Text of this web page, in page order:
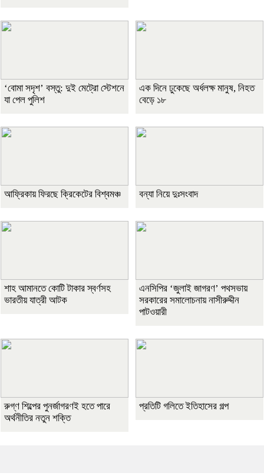
‘বোমা সদৃশ’ বস্তু: দুই মেট্রো স্টেশনে
যা পেল পুলিশ
এক দিনে ঢুকেছে অর্ধলক্ষ মানুষ, নিহত
বেড়ে ১৮
আফ্রিকায় ফিরছে ক্রিকেটের বিশ্বমঞ্চ বন্যা নিয়ে দুঃসংবাদ
শাহ আমানতে কোটি টাকার স্বর্ণসহ
ভারতীয় যাত্রী আটক
এনসিপির ‘জুলাই জাগরণ’ পথসভায়
সরকারের সমালোচনায় নাসীরুদ্দীন
পাটওয়ারী
রুগ্ণ শিল্পের পুনর্জাগরণই হতে পারে
অর্থনীতির নতুন শক্তি
প্রতিটি গলিতে ইতিহাসের গল্প